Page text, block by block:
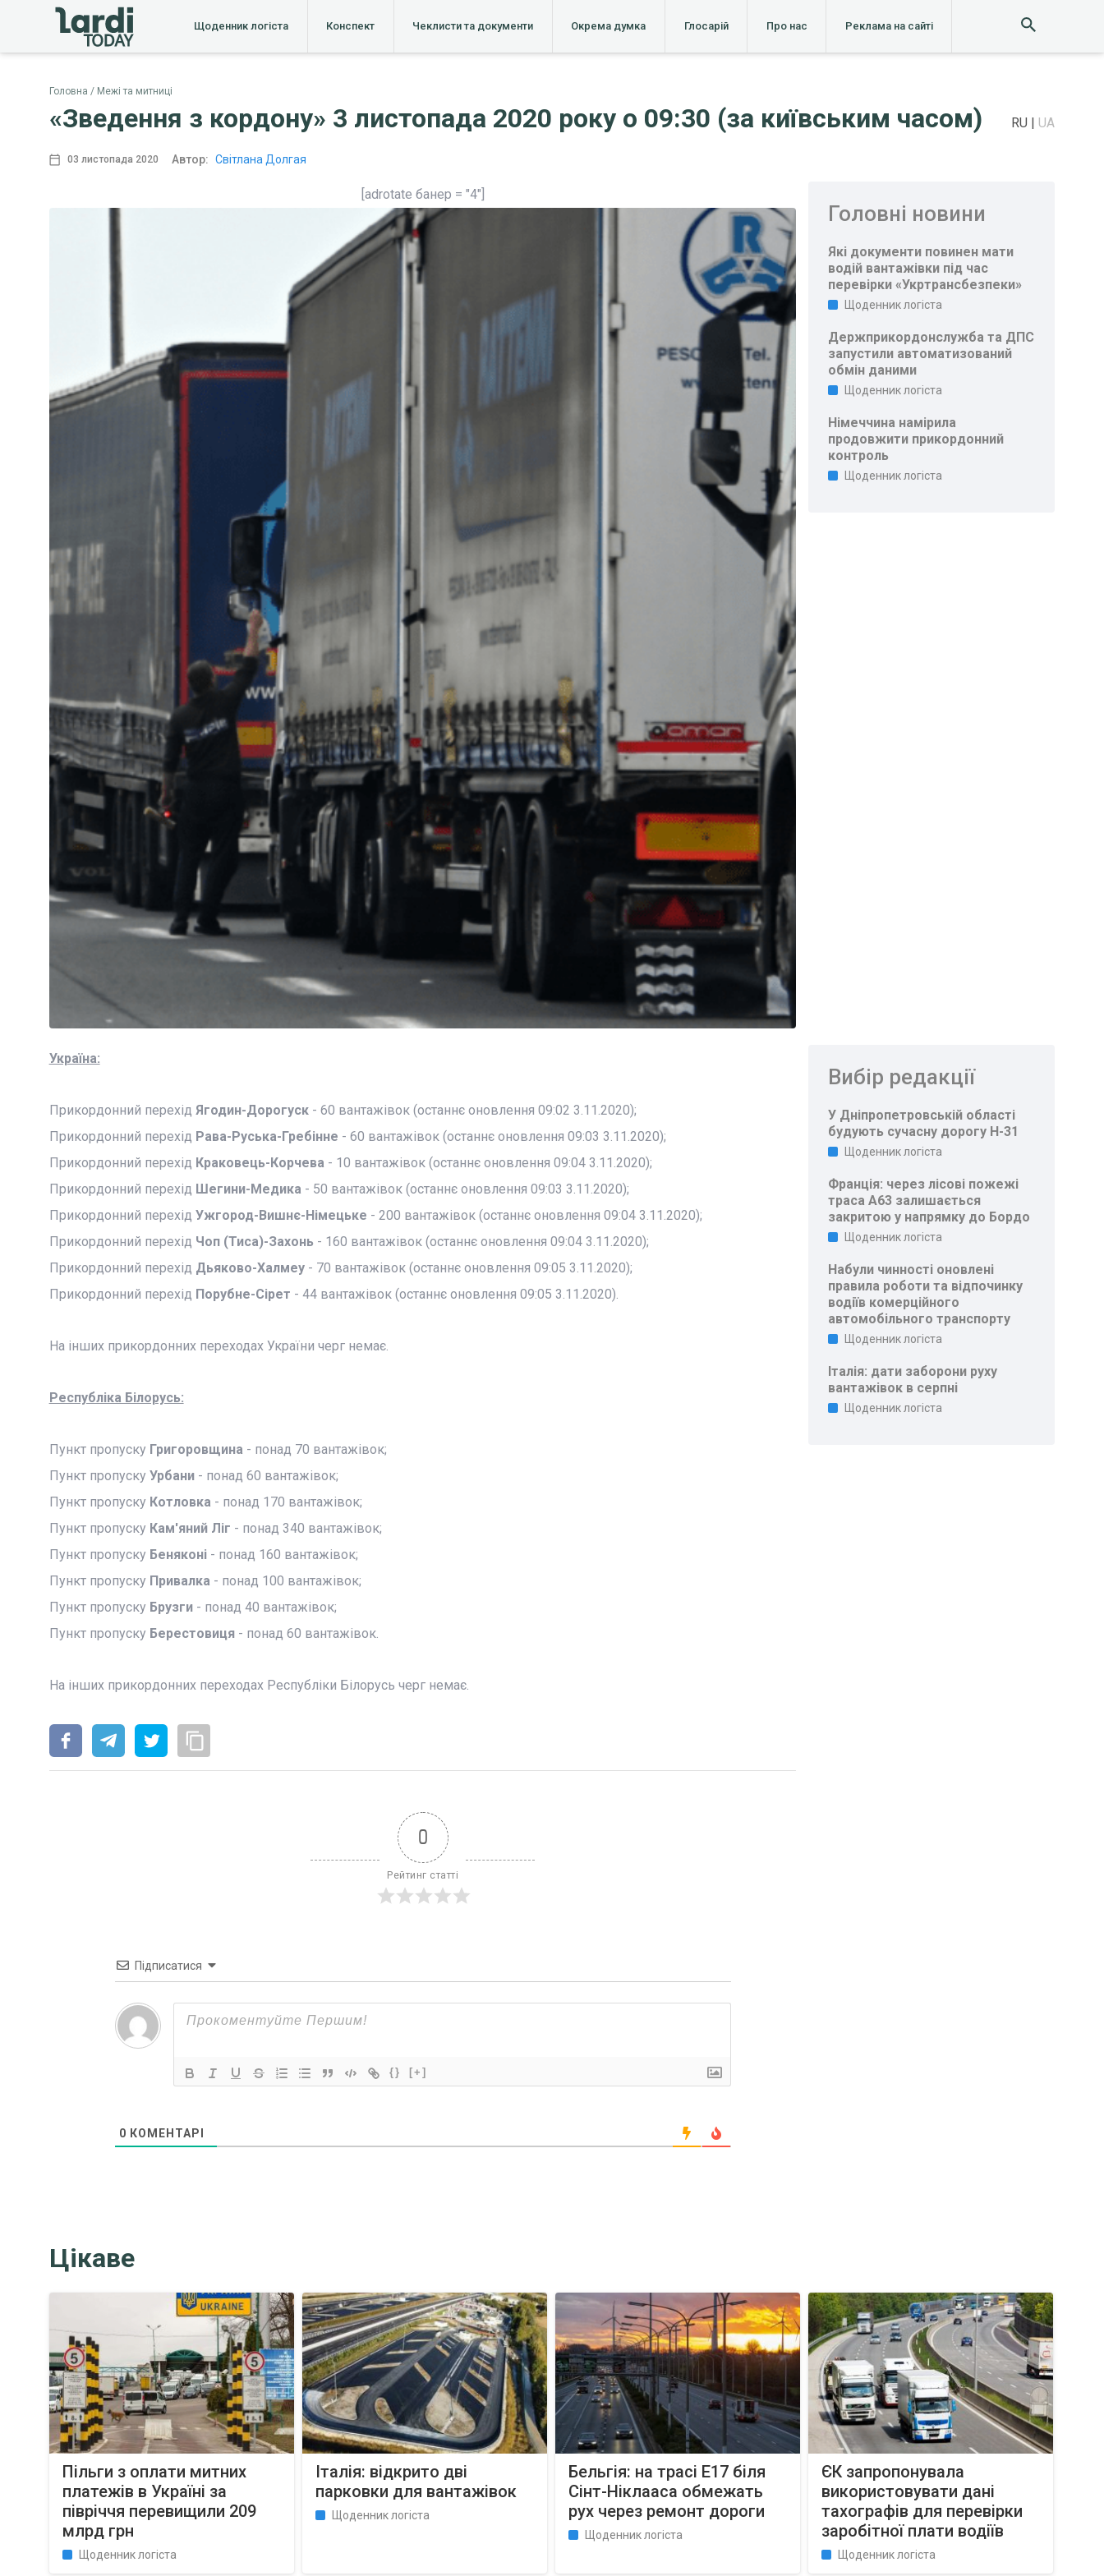
Щоденник логіста Конспект Чеклисти та документи Окрема думка Глосарій Про нас Реклама на сайті
Головна Межі та митниці
«Зведення з кордону» 3 листопада 2020 року о 09:30 (за київським часом) RU UA
03 листопада 2020 Автор: Світлана Долгая
[adrotate банер = "4"]
Україна:
Прикордонний перехід Ягодин-Дорогуск- 60 вантажівок (останнє оновлення 09:02 3.11.2020);
Прикордонний перехід Рава-Руська-Гребінне - 60 вантажівок (останнє оновлення 09:03 3.11.2020);
Прикордонний перехід Краковець-Корчева - 10 вантажівок (останнє оновлення 09:04 3.11.2020);
Прикордонний перехід Шегини-Медика - 50 вантажівок (останнє оновлення 09:03 3.11.2020);
Прикордонний перехід Ужгород-Вишнє-Німецьке - 200 вантажівок (останнє оновлення 09:04 3.11.2020);
Прикордонний перехід Чоп (Тиса)-Захонь - 160 вантажівок (останнє оновлення 09:04 3.11.2020);
Прикордонний перехід Дьяково-Халмеу- 70 вантажівок (останнє оновлення 09:05 3.11.2020);
Прикордонний перехід Порубне-Сірет - 44 вантажівок (останнє оновлення 09:05 3.11.2020).
На інших прикордонних переходах України черг немає.
Республіка Білорусь:
Пункт пропуску Григоровщина - понад 70 вантажівок;
Пункт пропуску Урбани- понад 60 вантажівок;
Пункт пропуску Котловка - понад 170 вантажівок;
Пункт пропуску Кам'яний Ліг - понад 340 вантажівок;
Пункт пропуску Беняконі- понад 160 вантажівок;
Пункт пропуску Привалка - понад 100 вантажівок;
Пункт пропуску Брузги- понад 40 вантажівок;
Пункт пропуску Берестовиця- понад 60 вантажівок.
На інших прикордонних переходах Республіки Білорусь черг немає.
0
Рейтинг статті
Підписатися
{} [+]
0 КОМЕНТАРІ
Головні новини
Які документи повинен мати
водій вантажівки під час
перевірки «Укртрансбезпеки»
Щоденник логіста
Держприкордонслужба та ДПС
запустили автоматизований
обмін даними
Щоденник логіста
Німеччина намірила
продовжити прикордонний
контроль
Щоденник логіста
Вибір редакції
У Дніпропетровській області
будують сучасну дорогу Н-31
Щоденник логіста
Франція: через лісові пожежі
траса A63 залишається
закритою у напрямку до Бордо
Щоденник логіста
Набули чинності оновлені
правила роботи та відпочинку
водіїв комерційного
автомобільного транспорту
Щоденник логіста
Італія: дати заборони руху
вантажівок в серпні
Щоденник логіста
Цікаве
Пільги з оплати митних
платежів в Україні за
півріччя перевищили 209
млрд грн
Щоденник логіста
Італія: відкрито дві
парковки для вантажівок
Щоденник логіста
Бельгія: на трасі E17 біля
Сінт-Ніклааса обмежать
рух через ремонт дороги
Щоденник логіста
ЄК запропонувала
використовувати дані
тахографів для перевірки
заробітної плати водіїв
Щоденник логіста